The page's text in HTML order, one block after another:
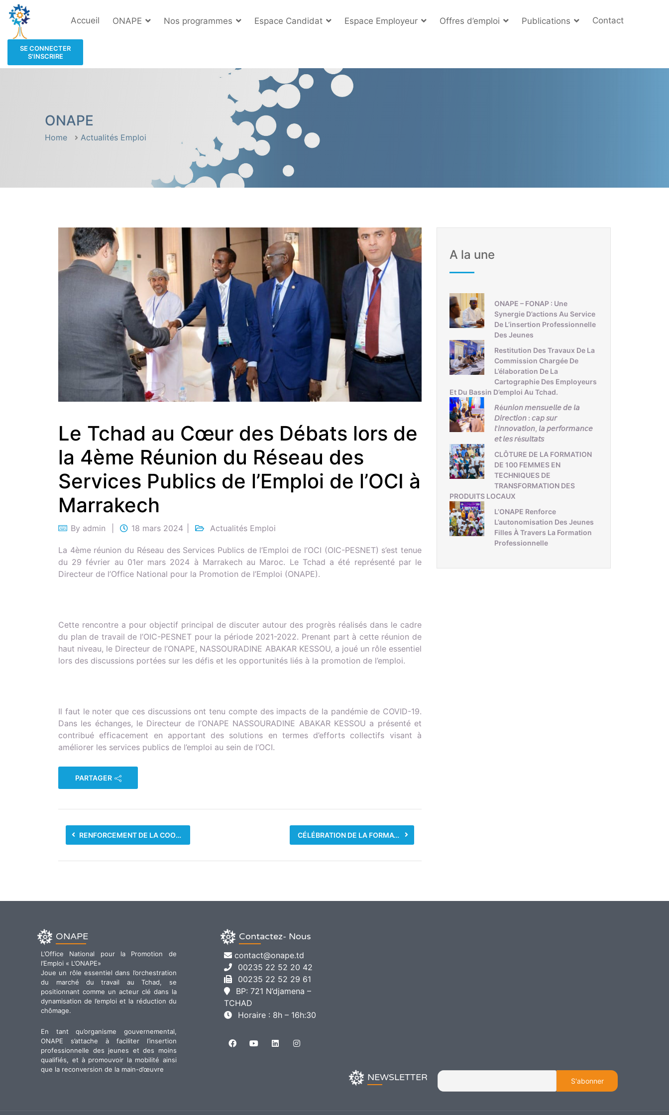
Accueil ONAPE Nos programmes Espace Candidat Espace Employeur Offres d’emploi Publications Contact
SE CONNECTER
S'INSCRIRE
ONAPE
Home Actualités Emploi
Le Tchad au Cœur des Débats lors de
la 4ème Réunion du Réseau des
Services Publics de l’Emploi de l’OCI à
Marrakech
By admin 18 mars 2024 Actualités Emploi
La 4ème réunion du Réseau des Services Publics de l’Emploi de l’OCI (OIC-PESNET) s’est tenue
du 29 février au 01er mars 2024 à Marrakech au Maroc. Le Tchad a été représenté par le
Directeur de l’Office National pour la Promotion de l’Emploi (ONAPE).
Cette rencontre a pour objectif principal de discuter autour des progrès réalisés dans le cadre
du plan de travail de l’OIC-PESNET pour la période 2021-2022. Prenant part à cette réunion de
haut niveau, le Directeur de l’ONAPE, NASSOURADINE ABAKAR KESSOU, a joué un rôle essentiel
lors des discussions portées sur les défis et les opportunités liés à la promotion de l’emploi.
Il faut le noter que ces discussions ont tenu compte des impacts de la pandémie de COVID-19.
Dans les échanges, le Directeur de l’ONAPE NASSOURADINE ABAKAR KESSOU a présenté et
contribué efficacement en apportant des solutions en termes d’efforts collectifs visant à
améliorer les services publics de l’emploi au sein de l’OCI.
PARTAGER
RENFORCEMENT DE LA COOPÉRATION TCHAD-LIBYE DANS LE DOMAINE DE L’EMPLOI : VISITE OFFICIELLE À TRIPOLI CÉLÉBRATION DE LA FORMATION DES JEUNES ARTISANS EN ÉLECTRICITÉ BÂTIMENT PAR L’ONAPE
A la une
ONAPE – FONAP : Une
Synergie D’actions Au Service
De L’insertion Professionnelle
Des Jeunes
Restitution Des Travaux De La
Commission Chargée De
L’élaboration De La
Cartographie Des Employeurs
Et Du Bassin D’emploi Au Tchad.
𝘙é𝘶𝘯𝘪𝘰𝘯 𝘮𝘦𝘯𝘴𝘶𝘦𝘭𝘭𝘦 𝘥𝘦 𝘭𝘢
𝘋𝘪𝘳𝘦𝘤𝘵𝘪𝘰𝘯 : 𝘤𝘢𝘱 𝘴𝘶𝘳
𝘭’𝘪𝘯𝘯𝘰𝘷𝘢𝘵𝘪𝘰𝘯, 𝘭𝘢 𝘱𝘦𝘳𝘧𝘰𝘳𝘮𝘢𝘯𝘤𝘦
𝘦𝘵 𝘭𝘦𝘴 𝘳é𝘴𝘶𝘭𝘵𝘢𝘵𝘴
CLÔTURE DE LA FORMATION
DE 100 FEMMES EN
TECHNIQUES DE
TRANSFORMATION DES
PRODUITS LOCAUX
L’ONAPE Renforce
L’autonomisation Des Jeunes
Filles À Travers La Formation
Professionnelle
ONAPE
L’Office National pour la Promotion de
l’Emploi « L’ONAPE»
Joue un rôle essentiel dans l’orchestration
du marché du travail au Tchad, se
positionnant comme un acteur clé dans la
dynamisation de l’emploi et la réduction du
chômage.
En tant qu’organisme gouvernemental,
ONAPE s’attache à faciliter l’insertion
professionnelle des jeunes et des moins
qualifiés, et à promouvoir la mobilité ainsi
que la reconversion de la main-d’œuvre
Contactez- Nous
contact@onape.td
00235 22 52 20 42
00235 22 52 29 61
BP: 721 N’djamena –
TCHAD
Horaire : 8h – 16h:30
NEWSLETTER